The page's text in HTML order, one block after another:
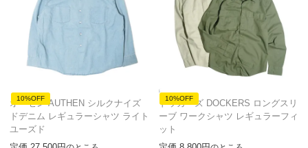
10%OFF
オーセン AUTHEN シルクナイズ
ドデニム レギュラーシャツ ライト
ユーズド
10%OFF
ドッカーズ DOCKERS ロングスリ
ーブ ワークシャツ レギュラーフィ
ット